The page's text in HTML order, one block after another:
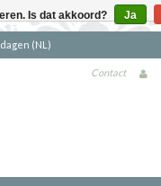
verzending boven €90 (NL)
Contact
Is dat akkoord? Ja